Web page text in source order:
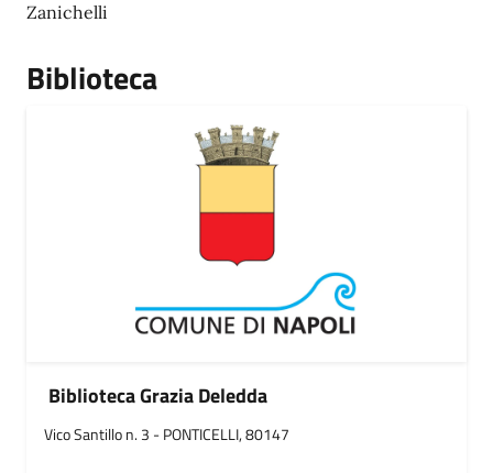
Zanichelli
Biblioteca
Biblioteca Grazia Deledda
Vico Santillo n. 3 - PONTICELLI, 80147